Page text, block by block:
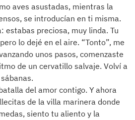
aves asustadas, mientras la
se introducían en ti misma.
estabas preciosa, muy linda. Tu
lo dejé en el aire. “Tonto”, me
unos pasos, comenzaste
de un cervatillo salvaje. Volví a
del amor contigo. Y ahora
de la villa marinera donde
siento tu aliento y la